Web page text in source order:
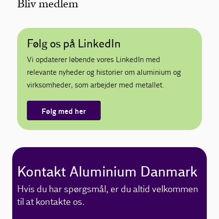
Bliv medlem
Følg os på LinkedIn
Vi opdaterer løbende vores LinkedIn med
relevante nyheder og historier om aluminium og
virksomheder, som arbejder med metallet.
Følg med her
Kontakt Aluminium Danmark
Hvis du har spørgsmål, er du altid velkommen
til at kontakte os.